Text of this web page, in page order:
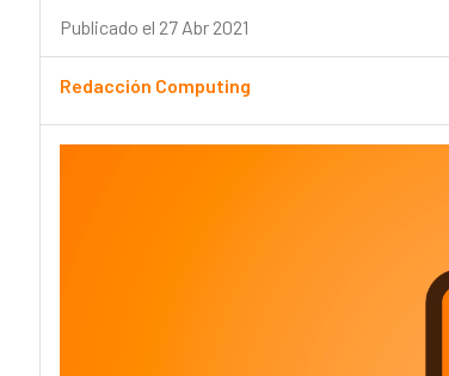
Publicado el 27 Abr 2021
Redacción Computing